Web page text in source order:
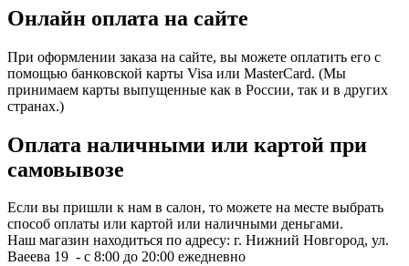
Онлайн оплата на сайте
При оформлении заказа на сайте, вы можете оплатить его с
помощью банковской карты Visa или MasterCard. (Мы
принимаем карты выпущенные как в России, так и в других
странах.)
Оплата наличными или картой при
самовывозе
Если вы пришли к нам в салон, то можете на месте выбрать
способ оплаты или картой или наличными деньгами.
Наш магазин находиться по адресу: г. Нижний Новгород, ул.
Ваеева 19 - с 8:00 до 20:00 ежедневно